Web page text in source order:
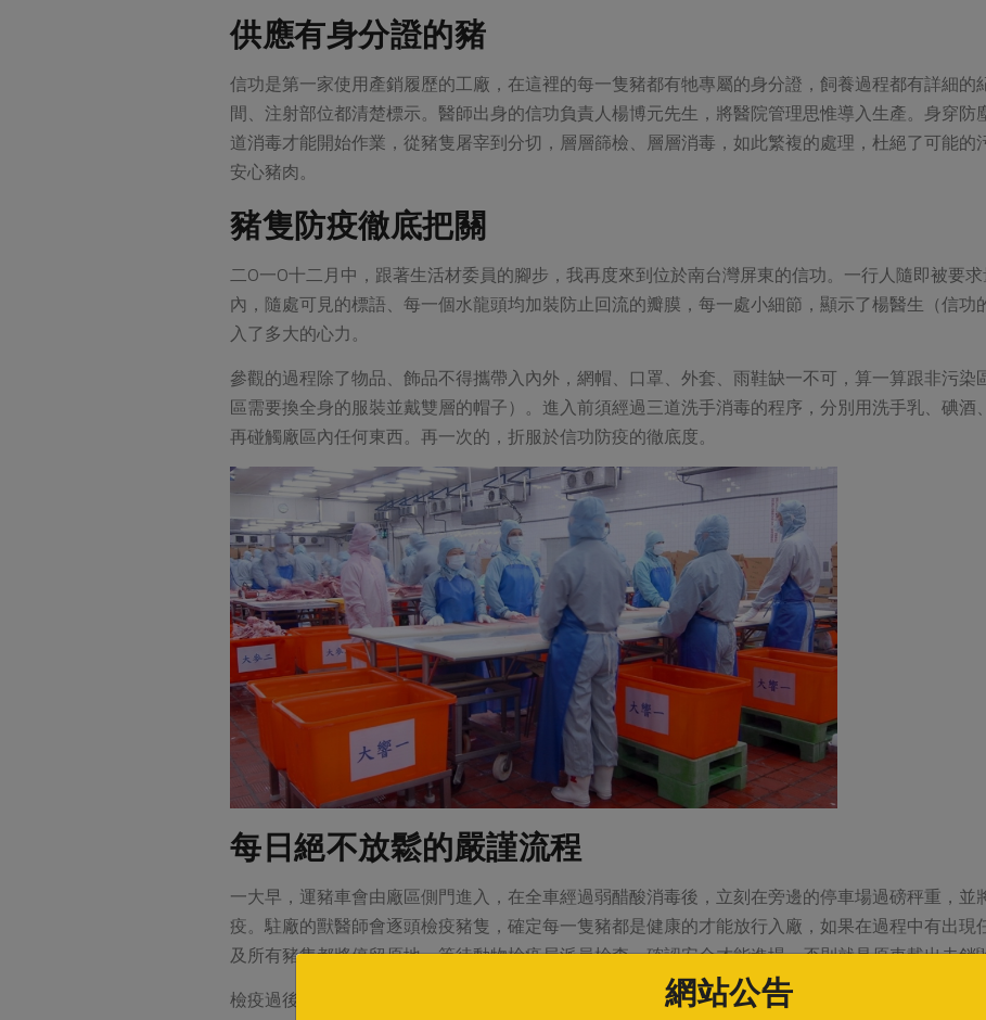
供應有身分證的豬
信功是第一家使用產銷履歷的工廠，在這裡的每一隻豬都有牠專屬的身分證，飼養過程都有詳細的
間、注射部位都清楚標示。醫師出身的信功負責人楊博元先生，將醫院管理思惟導入生產。身穿防
道消毒才能開始作業，從豬隻屠宰到分切，層層篩檢、層層消毒，如此繁複的處理，杜絕了可能的
安心豬肉。
豬隻防疫徹底把關
二O一O十二月中，跟著生活材委員的腳步，我再度來到位於南台灣屏東的信功。一行人隨即被要
內，隨處可見的標語、每一個水龍頭均加裝防止回流的瓣膜，每一處小細節，顯示了楊醫生（信功
入了多大的心力。
參觀的過程除了物品、飾品不得攜帶入內外，網帽、口罩、外套、雨鞋缺一不可，算一算跟非污染
區需要換全身的服裝並戴雙層的帽子）。進入前須經過三道洗手消毒的程序，分別用洗手乳、碘酒
再碰觸廠區內任何東西。再一次的，折服於信功防疫的徹底度。
每日絕不放鬆的嚴謹流程
一大早，運豬車會由廠區側門進入，在全車經過弱醋酸消毒後，立刻在旁邊的停車場過磅秤重，並
疫。駐廠的獸醫師會逐頭檢疫豬隻，確定每一隻豬都是健康的才能放行入廠，如果在過程中有出現
及所有豬隻都將停留原地，等待動物檢疫局派員檢查，確認安全才能進場，否則就是原車載出去銷
檢疫過後，則有專車將豬隻運往屠宰前繫留欄，豬隻會在此繫留十八個小時，一方面穩定豬隻的心
網站公告